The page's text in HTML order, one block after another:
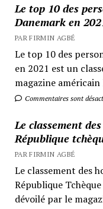
Le top 10 des
Danemark en
PAR FIRMIN AGBÉ
Le top 10 des
en 2021 est un
magazine
Commentaires sont
Le classement
République
PAR FIRMIN AGBÉ
Le classement des
République
dévoilé par le